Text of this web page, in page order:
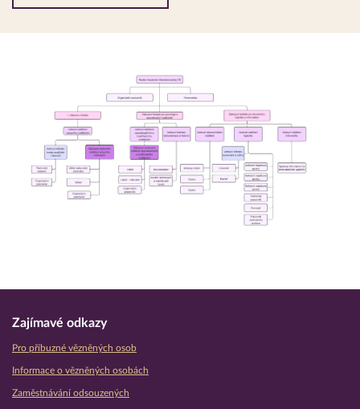
Zajímavé odkazy
Pro příbuzné vězněných osob
Informace o vězněných osobách
Zaměstnávání odsouzených